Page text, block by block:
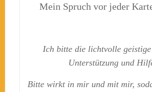
Mein Spruch vor jeder
Ich bitte die lichtvolle geistige
Unterstützung und
Bitte wirkt in mir und mit mir,